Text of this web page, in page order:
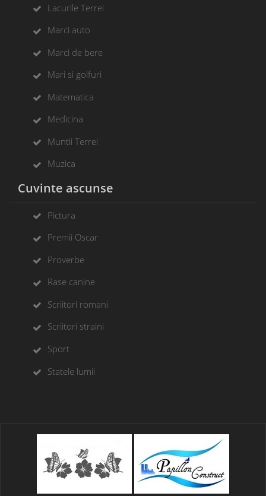
Lacurile Terrei
Marci auto
Marci de bere
Mari si golfuri
Matematica
Medicina
Muntii Terrei
Muzica
Cuvinte ascunse
Pictura
Premii Oscar
Proverbe
Rase canine
Scriitori romani
Scriitori straini
Sport
Statele lumii